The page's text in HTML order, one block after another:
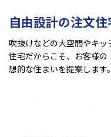
自由設計の注文住
吹抜けなどの大空間やキ
住宅だからこそ、お客様
想的な住まいを提案します。